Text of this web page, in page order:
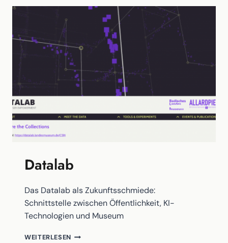
Datalab
Das Datalab als Zukunftsschmiede:
Schnittstelle zwischen Öffentlichkeit, KI-
Technologien und Museum
WEITERLESEN DATALAB